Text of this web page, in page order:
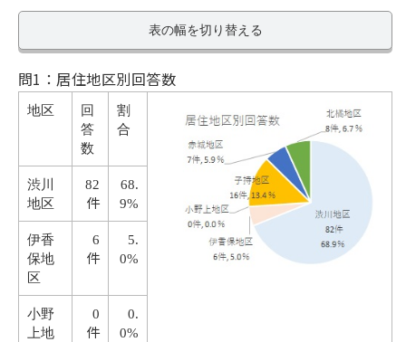
表の幅を切り替える
問1：居住地区別回答数
地区
回
答
数
割
合
渋川
地区
82
件
68.
9%
伊香
保地
区
6
件
5.
0%
小野
上地
0
件
0.
0%